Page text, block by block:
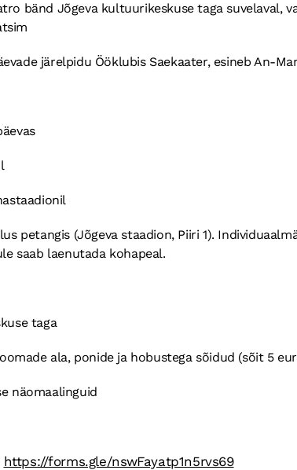
bänd Jõgeva kultuurikeskuse taga suvelaval,
järelpidu Ööklubis Saekaater, esineb An-
petangis (Jõgeva staadion, Piiri 1).
saab laenutada kohapeal.
taga
ala, ponide ja hobustega sõidud (sõit 5
näomaalinguid
https://forms.gle/nswFayatp1n5rvs69